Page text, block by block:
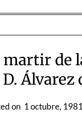
de
Álvarez
on 1 octubre, 1981